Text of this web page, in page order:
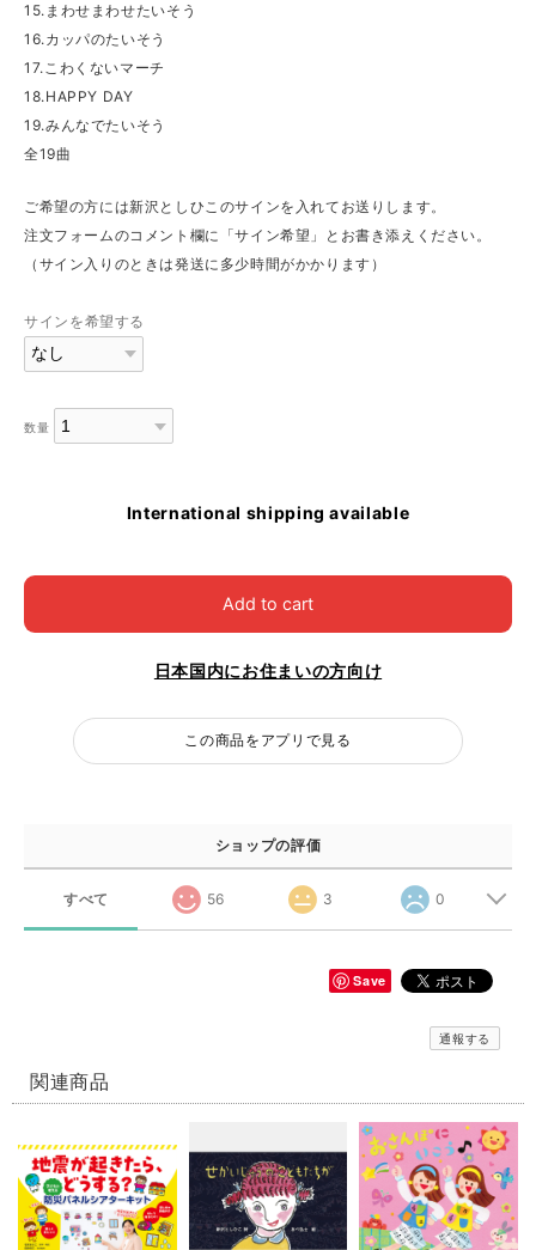
15.まわせまわせたいそう
16.カッパのたいそう
17.こわくないマーチ
18.HAPPY DAY
19.みんなでたいそう
全19曲
ご希望の方には新沢としひこのサインを入れてお送りします。
注文フォームのコメント欄に「サイン希望」とお書き添えください。
（サイン入りのときは発送に多少時間がかかります）
サインを希望する
数量
International shipping available
Add to cart
日本国内にお住まいの方向け
この商品をアプリで見る
ショップの評価
すべて 56 3 0
Save
通報する
関連商品